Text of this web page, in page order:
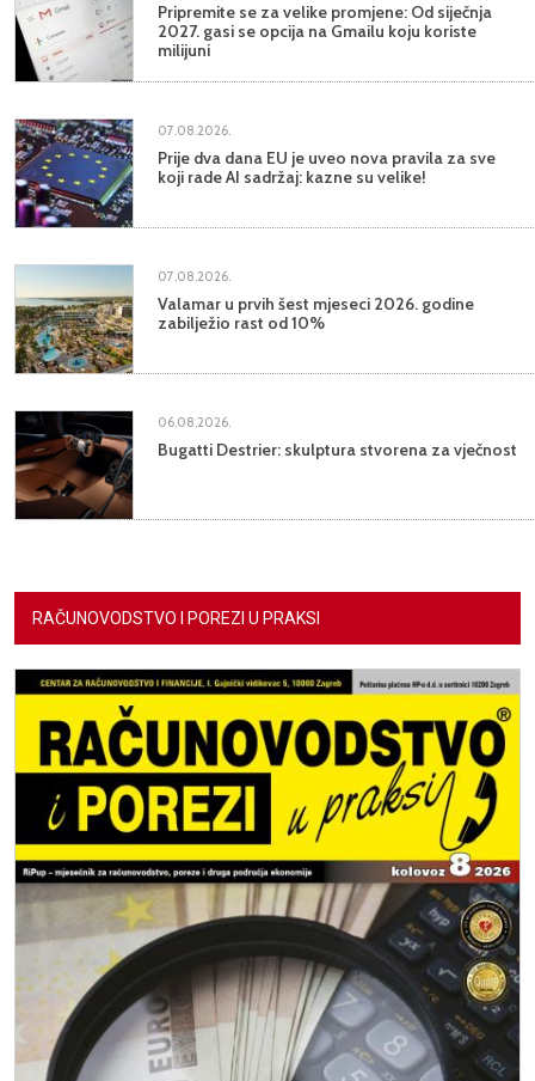
Pripremite se za velike promjene: Od siječnja
2027. gasi se opcija na Gmailu koju koriste
milijuni
07.08.2026.
Prije dva dana EU je uveo nova pravila za sve
koji rade AI sadržaj: kazne su velike!
07.08.2026.
Valamar u prvih šest mjeseci 2026. godine
zabilježio rast od 10%
06.08.2026.
Bugatti Destrier: skulptura stvorena za vječnost
RAČUNOVODSTVO I POREZI U PRAKSI